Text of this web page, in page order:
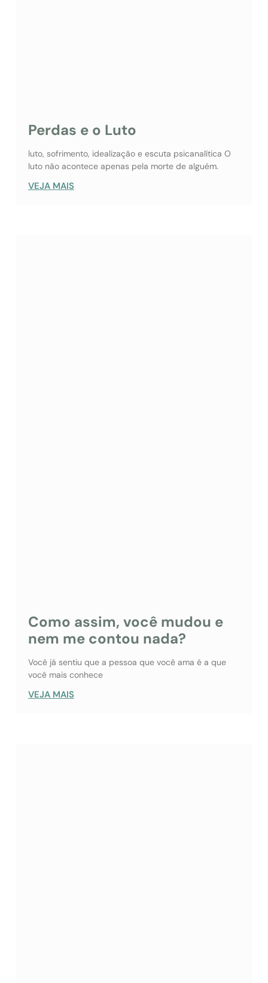
Perdas e o Luto
luto, sofrimento, idealização e escuta psicanalítica O
luto não acontece apenas pela morte de alguém.
VEJA MAIS
Como assim, você mudou e
nem me contou nada?
Você já sentiu que a pessoa que você ama é a que
você mais conhece
VEJA MAIS